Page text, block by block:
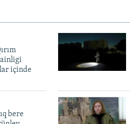
içinde
bere